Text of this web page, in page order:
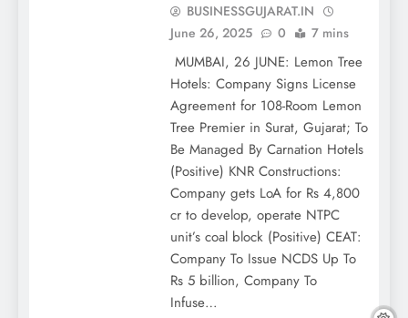
BUSINESSGUJARAT.IN
June 26, 2025
0 7 mins
MUMBAI, 26 JUNE: Lemon Tree
Hotels: Company Signs License
Agreement for 108-Room Lemon
Tree Premier in Surat, Gujarat; To
Be Managed By Carnation Hotels
(Positive) KNR Constructions:
Company gets LoA for Rs 4,800
cr to develop, operate NTPC
unit’s coal block (Positive) CEAT:
Company To Issue NCDS Up To
Rs 5 billion, Company To
Infuse…